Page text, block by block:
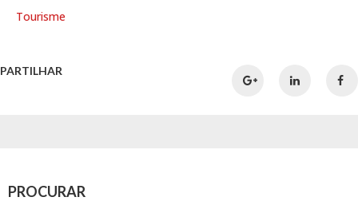
Tourisme
PARTILHAR
PROCURAR